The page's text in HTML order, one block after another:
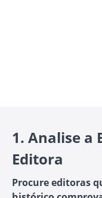
1. Analise a
Editora
Procure editoras